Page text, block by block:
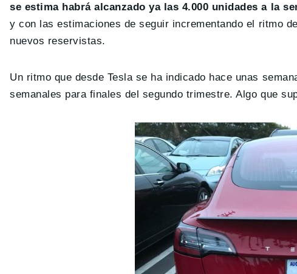
se estima habrá alcanzado ya las 4.000 unidades a la
y con las estimaciones de seguir incrementando el ritmo
nuevos reservistas.
Un ritmo que desde Tesla se ha indicado hace unas
semanales para finales del segundo trimestre. Algo que